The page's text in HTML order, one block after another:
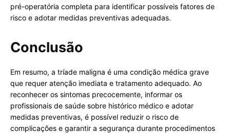
pré-operatória completa para identificar possíveis fatores de
risco e adotar medidas preventivas adequadas.
Conclusão
Em resumo, a tríade maligna é uma condição médica grave
que requer atenção imediata e tratamento adequado. Ao
reconhecer os sintomas precocemente, informar os
profissionais de saúde sobre histórico médico e adotar
medidas preventivas, é possível reduzir o risco de
complicações e garantir a segurança durante procedimentos